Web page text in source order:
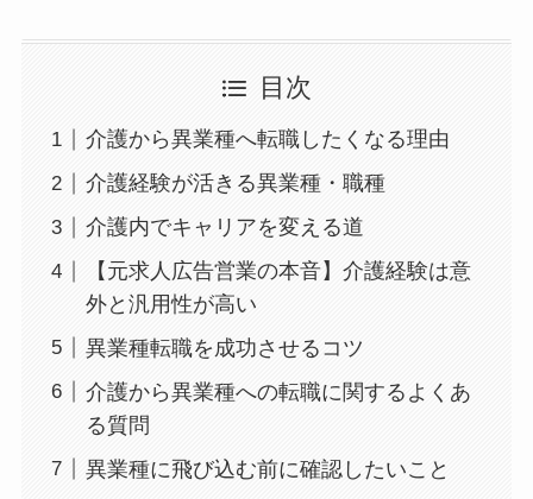
目次
介護から異業種へ転職したくなる理由
介護経験が活きる異業種・職種
介護内でキャリアを変える道
【元求人広告営業の本音】介護経験は意
外と汎用性が高い
異業種転職を成功させるコツ
介護から異業種への転職に関するよくあ
る質問
異業種に飛び込む前に確認したいこと